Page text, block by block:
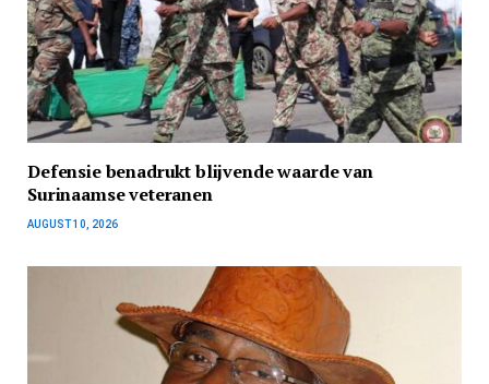
Defensie benadrukt blijvende waarde van
Surinaamse veteranen
AUGUST 10, 2026